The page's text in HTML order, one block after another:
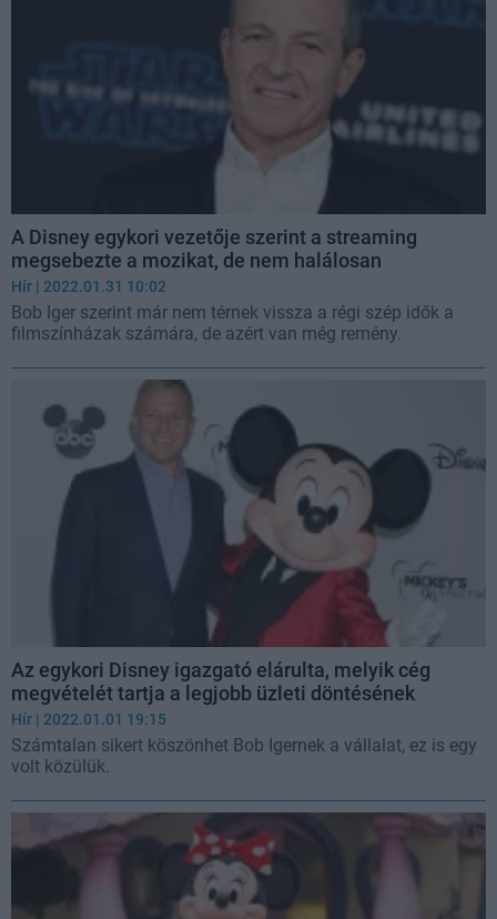
A Disney egykori vezetője szerint a streaming
megsebezte a mozikat, de nem halálosan
Hír | 2022.01.31 10:02
Bob Iger szerint már nem térnek vissza a régi szép idők a
filmszínházak számára, de azért van még remény.
Az egykori Disney igazgató elárulta, melyik cég
megvételét tartja a legjobb üzleti döntésének
Hír | 2022.01.01 19:15
Számtalan sikert köszönhet Bob Igernek a vállalat, ez is egy
volt közülük.